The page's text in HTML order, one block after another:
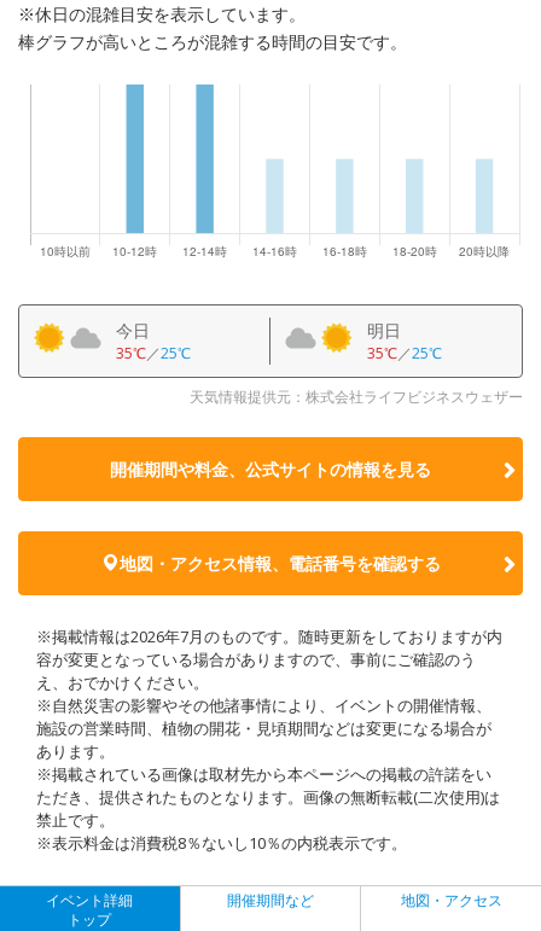
※休日の混雑目安を表示しています。
棒グラフが高いところが混雑する時間の目安です。
今日
35℃／25℃
明日
35℃／25℃
天気情報提供元：株式会社ライフビジネスウェザー
開催期間や料金、公式サイトの情報を見る
地図・アクセス情報、電話番号を確認する
※掲載情報は2026年7月のものです。随時更新をしておりますが内
容が変更となっている場合がありますので、事前にご確認のう
え、おでかけください。
※自然災害の影響やその他諸事情により、イベントの開催情報、
施設の営業時間、植物の開花・見頃期間などは変更になる場合が
あります。
※掲載されている画像は取材先から本ページへの掲載の許諾をい
ただき、提供されたものとなります。画像の無断転載(二次使用)は
禁止です。
※表示料金は消費税8％ないし10％の内税表示です。
イベント詳細
トップ
開催期間など 地図・アクセス